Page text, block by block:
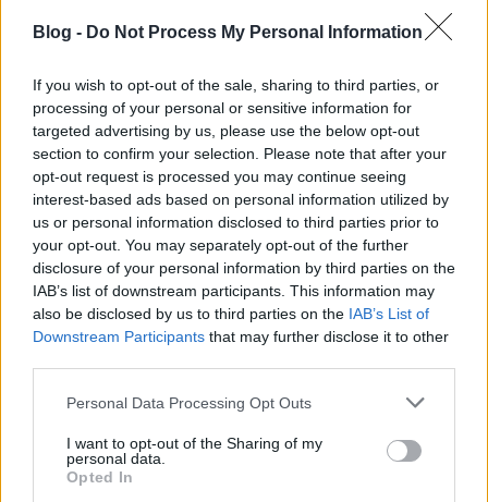
Blog - Do Not Process My Personal Information
If you wish to opt-out of the sale, sharing to third parties, or
processing of your personal or sensitive information for
targeted advertising by us, please use the below opt-out
section to confirm your selection. Please note that after your
opt-out request is processed you may continue seeing
interest-based ads based on personal information utilized by
us or personal information disclosed to third parties prior to
your opt-out. You may separately opt-out of the further
disclosure of your personal information by third parties on the
IAB’s list of downstream participants. This information may
also be disclosed by us to third parties on the IAB’s List of
Downstream Participants that may further disclose it to other
Please note that this website/app uses one or more Google
not limited to your visit or usage behaviour. You may click to
grant or deny consent to Google and its third-party tags to
use your data for below specified purposes in below Google
Personal Data Processing Opt Outs
I want to opt-out of the Sharing of my
personal data.
Opted In
A hatvanöt perces videóban használt jeleneteket
ötven különböző filmből válogatták össze. Ezek közül
szinte mindet bemutatták Magyarországon is, és
nem meglepő, hogy a hosszabb-rövidebb
vágásokban olyan akció-, és katasztrófafilmek
köszönnek vissza, mint a Holnapután, A
függetlenség napja, a Die Hard–Az élet mindig
valaha készült legviccesebb 9/11-es filmként
Még ha mint mű nem is tetszik, az Unclear Holocaust